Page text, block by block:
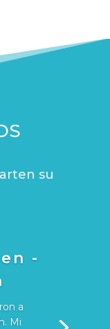
su
-
a
Mi